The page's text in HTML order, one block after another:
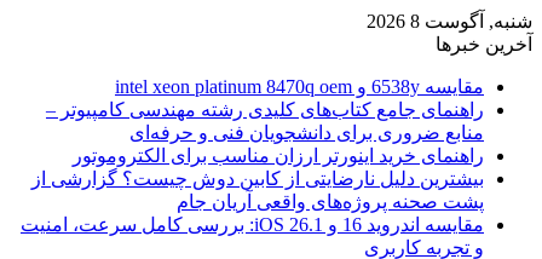
شنبه, آگوست 8 2026
آخرین خبرها
مقایسه 6538y و intel xeon platinum 8470q oem
راهنمای جامع کتاب‌های کلیدی رشته مهندسی کامپیوتر –
منابع ضروری برای دانشجویان فنی و حرفه‌ای
راهنمای خرید اینورتر ارزان مناسب برای الکتروموتور
بیشترین دلیل نارضایتی از کابین دوش چیست؟ گزارشی از
پشت صحنه پروژه‌های واقعی آریان جام
مقایسه اندروید 16 و iOS 26.1: بررسی کامل سرعت، امنیت
و تجربه کاربری